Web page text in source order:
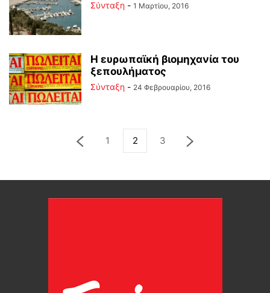
Σύνταξη - 1 Μαρτίου, 2016
Η ευρωπαϊκή βιομηχανία του
ξεπουλήματος
Σύνταξη - 24 Φεβρουαρίου, 2016
1 2 3